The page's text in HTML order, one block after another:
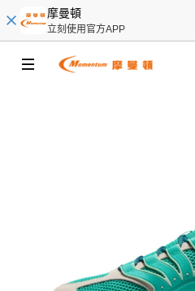
摩曼頓
立刻使用官方APP